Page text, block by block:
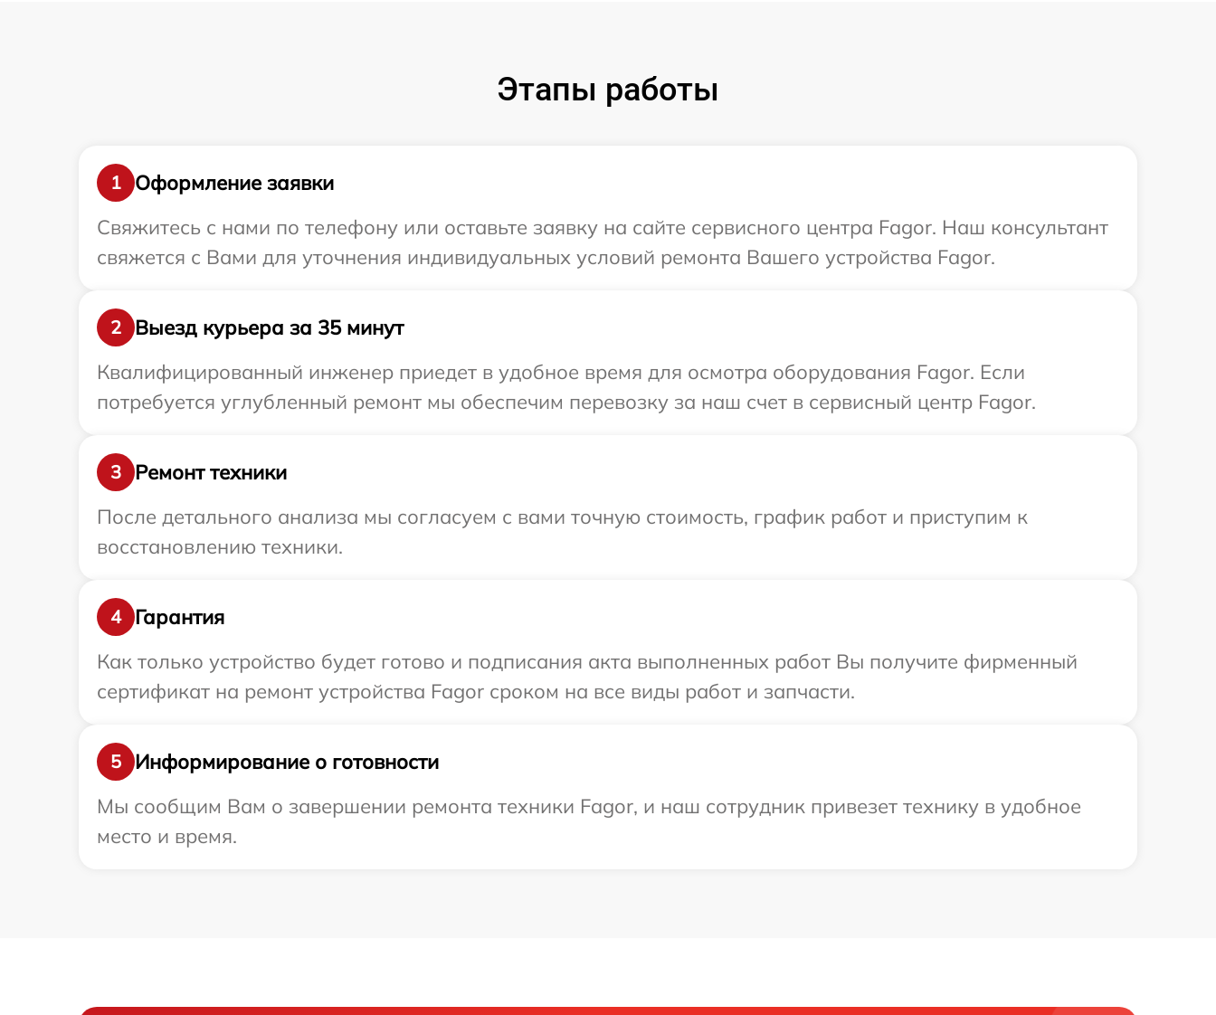
Этапы работы
1
Оформление заявки
Свяжитесь с нами по телефону или оставьте заявку на сайте сервисного центра Fagor. Наш консультант
свяжется с Вами для уточнения индивидуальных условий ремонта Вашего устройства Fagor.
2
Выезд курьера за 35 минут
Квалифицированный инженер приедет в удобное время для осмотра оборудования Fagor. Если
потребуется углубленный ремонт мы обеспечим перевозку за наш счет в сервисный центр Fagor.
3
Ремонт техники
После детального анализа мы согласуем с вами точную стоимость, график работ и приступим к
восстановлению техники.
4
Гарантия
Как только устройство будет готово и подписания акта выполненных работ Вы получите фирменный
сертификат на ремонт устройства Fagor сроком на все виды работ и запчасти.
5
Информирование о готовности
Мы сообщим Вам о завершении ремонта техники Fagor, и наш сотрудник привезет технику в удобное
место и время.